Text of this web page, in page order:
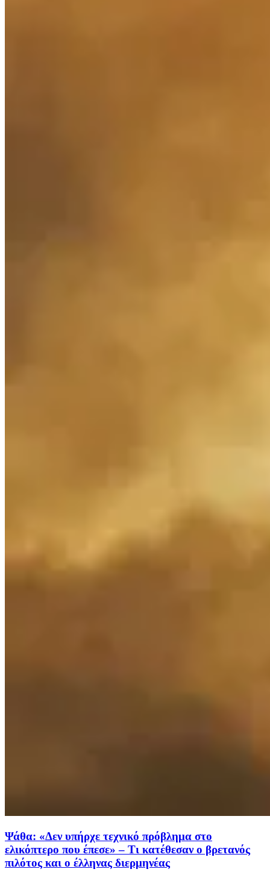
Ψάθα: «Δεν υπήρχε τεχνικό πρόβλημα στο
ελικόπτερο που έπεσε» – Τι κατέθεσαν ο βρετανός
πιλότος και ο έλληνας διερμηνέας